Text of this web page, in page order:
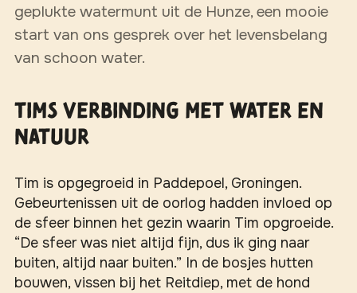
geplukte watermunt uit de Hunze, een mooie
start van ons gesprek over het levensbelang
van schoon water.
Tims verbinding met water en
natuur
Tim is opgegroeid in Paddepoel, Groningen.
Gebeurtenissen uit de oorlog hadden invloed op
de sfeer binnen het gezin waarin Tim opgroeide.
“De sfeer was niet altijd fijn, dus ik ging naar
buiten, altijd naar buiten.” In de bosjes hutten
bouwen, vissen bij het Reitdiep, met de hond